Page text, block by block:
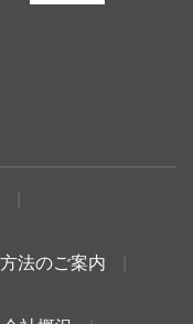
法のご案内